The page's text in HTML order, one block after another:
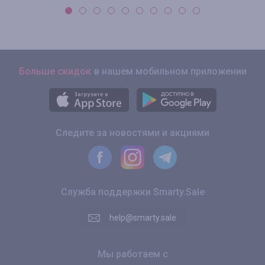
Больше скидок в нашем мобильном приложении
Следите за новостями и акциями
Служба поддержки Smarty.Sale
help@smarty.sale
Мы работаем с